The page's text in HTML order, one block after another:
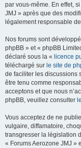
par vous-même. En effet,
JMJ » après que des
légalement responsable
Nos forums sont
phpBB » et « phpBB
déclaré sous la « licence
téléchargé sur le site de
de faciliter les discussions
être tenu comme
acceptons et que nous
phpBB, veuillez consulter
Vous acceptez de ne
vulgaire, diffamatoire,
transgresser la législation
« Forums Aerozone JMJ »